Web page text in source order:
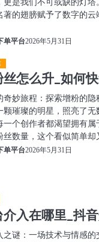
著的翅膀赋予了数字的
单平台2026年5月31日
怎么升_如何
奇妙旅程：探索增粉的
颗璀璨的明星，照亮了
一个创作者都渴望拥有
丝数量，这个看似简单
单平台2026年5月31日
入在哪里_抖
之谜：一场技术与情感